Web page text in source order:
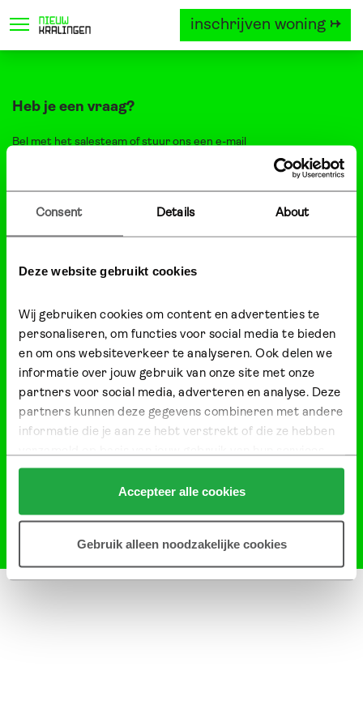
Consent Details About
Deze website gebruikt cookies
Wij gebruiken cookies om content en advertenties te
personaliseren, om functies voor social media te bieden
en om ons websiteverkeer te analyseren. Ook delen we
informatie over jouw gebruik van onze site met onze
partners voor social media, adverteren en analyse. Deze
partners kunnen deze gegevens combineren met andere
informatie die je aan ze hebt verstrekt of die ze hebben
Klik hier voor meer informatie over ons cookiebeleid.
Accepteer alle cookies
Gebruik alleen noodzakelijke cookies
inschrijven woning →
Heb je een vraag?
Bel met hetsalesteamof stuur ons eene-mail
Do you want information in English?
Just ask thesalesteam or send us an
. We are happy to help
Nieuw Kralingen
een ontwikkeling van Heijmans en ERA Contour in samenwerking
met de Gemeente Rotterdam.
Privacy , Cookies enDisclaimer
project